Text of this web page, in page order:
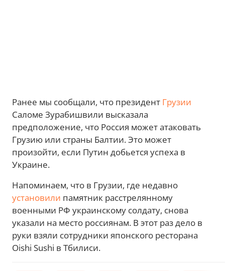
Ранее мы сообщали, что президент Грузии
Саломе Зурабишвили высказала
предположение, что Россия может атаковать
Грузию или страны Балтии. Это может
произойти, если Путин добьется успеха в
Украине.
Напоминаем, что в Грузии, где недавно
установили памятник расстрелянному
военными РФ украинскому солдату, снова
указали на место россиянам. В этот раз дело в
руки взяли сотрудники японского ресторана
Oishi Sushi в Тбилиси.